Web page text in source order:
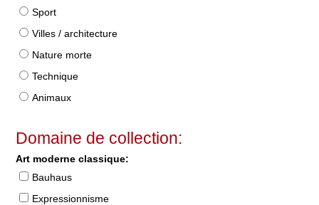
Sport
Villes / architecture
Nature morte
Technique
Animaux
Domaine de collection:
Art moderne classique:
Bauhaus
Expressionnisme